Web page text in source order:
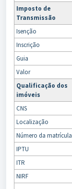
Imposto de
Transmissão
Isenção
Inscrição
Guia
Valor
Qualificação dos
imóveis
CNS
Localização
Número da matrícula
IPTU
ITR
NIRF